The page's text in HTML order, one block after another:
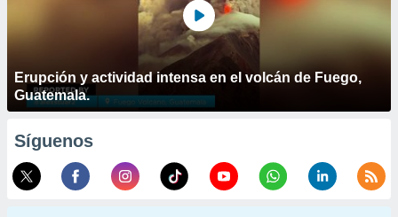
Erupción y actividad intensa en el volcán de Fuego,
Guatemala.
Síguenos